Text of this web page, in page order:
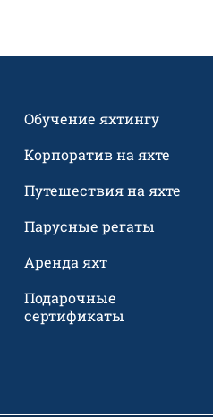
Обучение яхтингу
Корпоратив на яхте
Путешествия на яхте
Парусные регаты
Аренда яхт
Подарочные
сертификаты